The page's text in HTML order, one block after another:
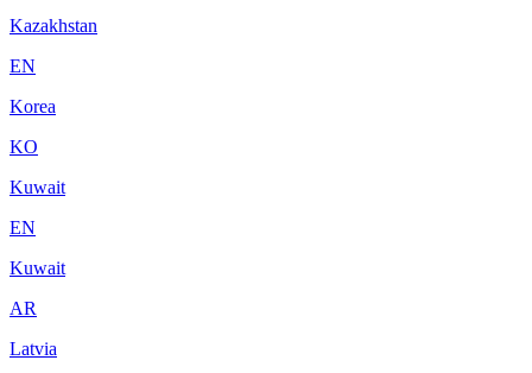
Kazakhstan
EN
Korea
KO
Kuwait
EN
Kuwait
AR
Latvia